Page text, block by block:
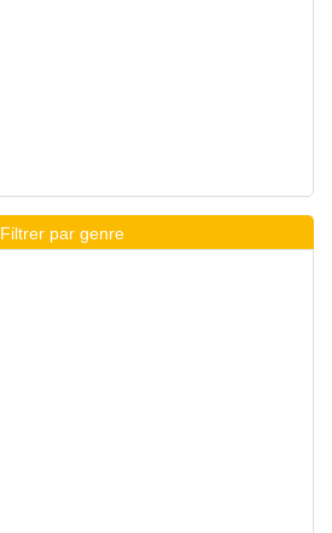
Filtrer par genre